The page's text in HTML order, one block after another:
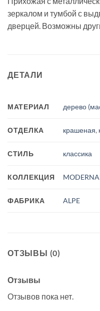
зеркалом и тумбой с
дверцей. Возможны
ДЕТАЛИ
МАТЕРИАЛ дерево
ОТДЕЛКА крашеная,
СТИЛЬ классика
КОЛЛЕКЦИЯ
ФАБРИКА ALPE
ОТЗЫВЫ (0)
Отзывы
Отзывов пока нет.